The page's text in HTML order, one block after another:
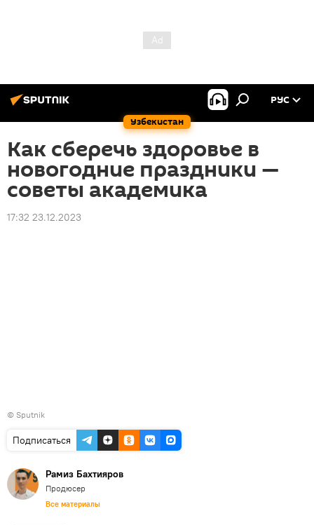
Узбекистан
РУС
Как сберечь здоровье в
новогодние праздники —
советы академика
17:32 23.12.2023
© Sputnik
Подписаться
Рамиз Бахтияров
Продюсер
Все материалы